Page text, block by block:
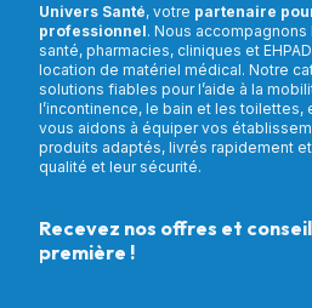
Univers Santé, votre partenaire
professionnel. Nous
santé, pharmacies, cliniques et
location de matériel médical. Notre
solutions fiables pour l’aide à la
l’incontinence, le bain et les toilettes,
vous aidons à équiper vos
produits adaptés, livrés rapidement
qualité et leur sécurité.
Recevez nos offres et
première !